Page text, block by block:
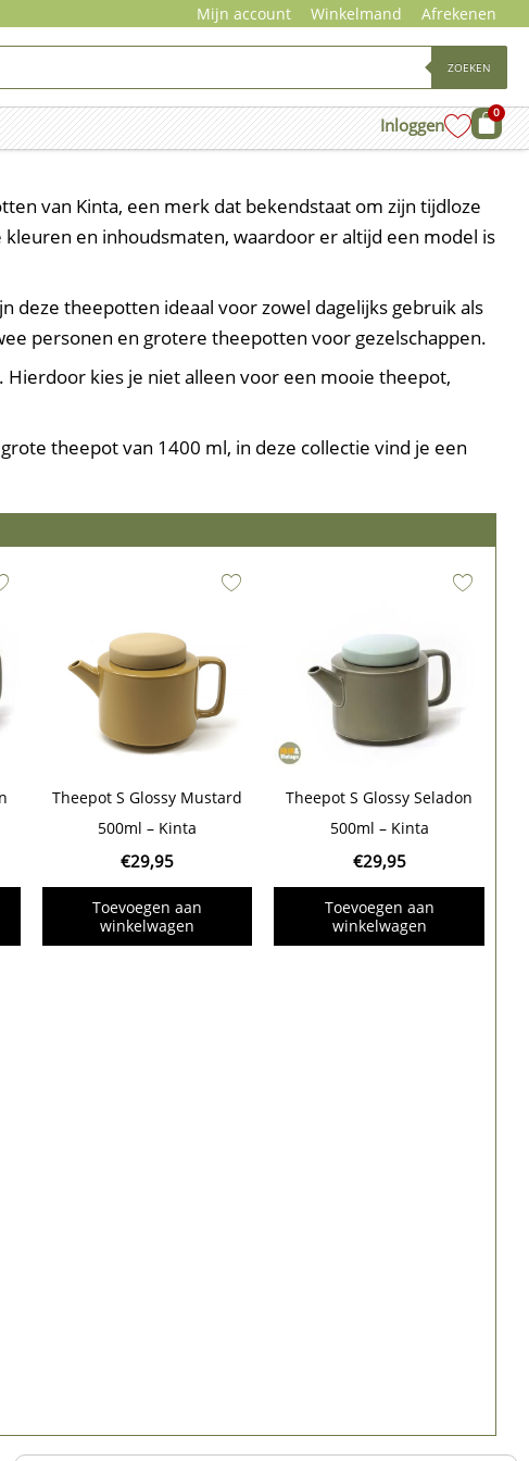
Mijn account Winkelmand Afrekenen
ZOEKEN
Inloggen
0
van Kinta, een merk dat bekendstaat om zijn tijdloze
en inhoudsmaten, waardoor er altijd een model is
theepotten ideaal voor zowel dagelijks gebruik als
personen en grotere theepotten voor gezelschappen.
kies je niet alleen voor een mooie theepot,
theepot van 1400 ml, in deze collectie vind je een
Theepot S Glossy Mustard
500ml – Kinta
€29,95
Toevoegen aan
winkelwagen
Theepot S Glossy Seladon
500ml – Kinta
€29,95
Toevoegen aan
winkelwagen